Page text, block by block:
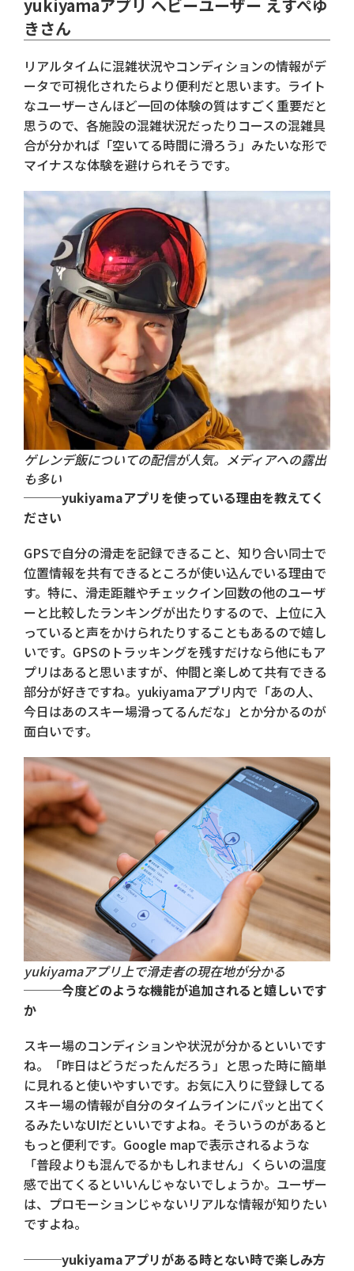
yukiyamaアプリ ヘビーユーザー えすぺゆ
きさん
リアルタイムに混雑状況やコンディションの情報がデ
ータで可視化されたらより便利だと思います。ライト
なユーザーさんほど一回の体験の質はすごく重要だと
思うので、各施設の混雑状況だったりコースの混雑具
合が分かれば「空いてる時間に滑ろう」みたいな形で
マイナスな体験を避けられそうです。
ゲレンデ飯についての配信が人気。メディアへの露出
も多い
───yukiyamaアプリを使っている理由を教えてく
ださい
GPSで自分の滑走を記録できること、知り合い同士で
位置情報を共有できるところが使い込んでいる理由で
す。特に、滑走距離やチェックイン回数の他のユーザ
ーと比較したランキングが出たりするので、上位に入
っていると声をかけられたりすることもあるので嬉し
いです。GPSのトラッキングを残すだけなら他にもア
プリはあると思いますが、仲間と楽しめて共有できる
部分が好きですね。yukiyamaアプリ内で「あの人、
今日はあのスキー場滑ってるんだな」とか分かるのが
面白いです。
yukiyamaアプリ上で滑走者の現在地が分かる
───今度どのような機能が追加されると嬉しいです
か
スキー場のコンディションや状況が分かるといいです
ね。「昨日はどうだったんだろう」と思った時に簡単
に見れると使いやすいです。お気に入りに登録してる
スキー場の情報が自分のタイムラインにパッと出てく
るみたいなUIだといいですよね。そういうのがあると
もっと便利です。Google mapで表示されるような
「普段よりも混んでるかもしれません」くらいの温度
感で出てくるといいんじゃないでしょうか。ユーザー
は、プロモーションじゃないリアルな情報が知りたい
ですよね。
───yukiyamaアプリがある時とない時で楽しみ方